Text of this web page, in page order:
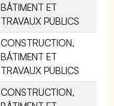
BÂTIMENT ET
TRAVAUX PUBLICS
CONSTRUCTION,
BÂTIMENT ET
TRAVAUX PUBLICS
CONSTRUCTION,